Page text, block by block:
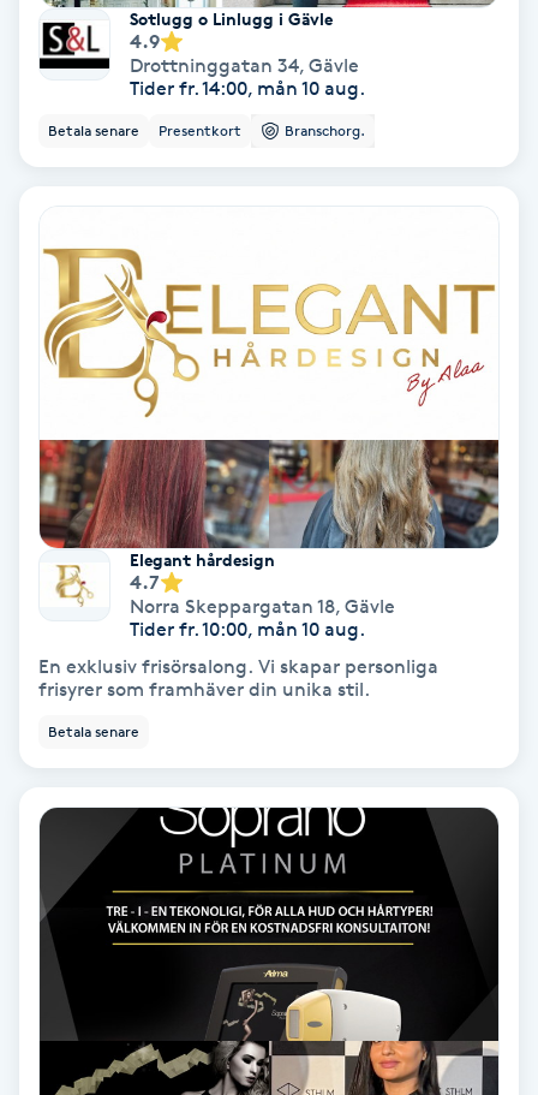
Regndroppsmassage
Reiki
Reiki massage
Restorative Yoga
Rosacea
Rosenmetoden
Ryggmassage
Samtalsterapi
Sjukgymnastik
Skalpmassage
Skinbooster
Sotlugg o Linlugg i Gävle
4.9
Drottninggatan 34, Gävle
Tider fr. 14:00, mån 10 aug.
Betala senare Presentkort Branschorg.
Elegant hårdesign
4.7
Norra Skeppargatan 18, Gävle
Tider fr. 10:00, mån 10 aug.
En exklusiv frisörsalong. Vi skapar personliga
frisyrer som framhäver din unika stil.
Betala senare